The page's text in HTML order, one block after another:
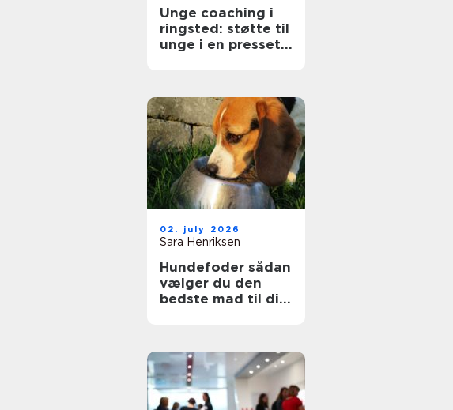
Unge coaching i
ringsted: støtte til
unge i en presset
02. july 2026
Sara Henriksen
Hundefoder sådan
vælger du den
bedste mad til din